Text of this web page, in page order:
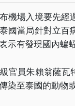
機場入境要先經
國當局針對立百
示有發現國內蝙
官員朱賴翁薩瓦
染至泰國的動物